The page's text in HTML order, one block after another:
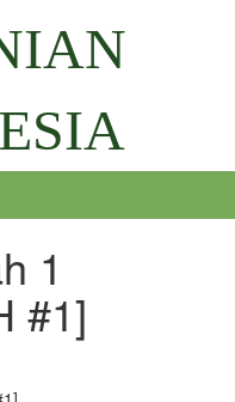
1
#1]